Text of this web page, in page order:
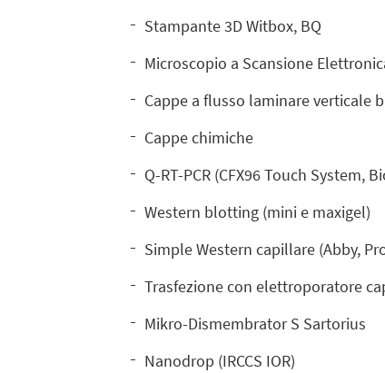
Stampante 3D Witbox, BQ
Microscopio a Scansione
Cappe a flusso laminare verticale
Cappe chimiche
Q-RT-PCR (CFX96 Touch System,
Western blotting (mini e maxigel)
Simple Western capillare (Abby,
Trasfezione con elettroporatore
Mikro-Dismembrator S Sartorius
Nanodrop (IRCCS IOR)